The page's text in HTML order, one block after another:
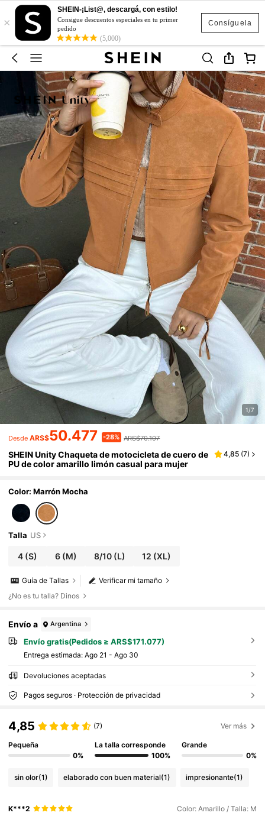
Consíguela
×
SHEIN-¡List@, descargá, con estilo!
Consigue descuentos especiales en tu primer
pedido
(5,000)
1/7
Desde ARS$50.477 -28% ARS$70.107
SHEIN Unity Chaqueta de motocicleta de cuero de
PU de color amarillo limón casual para mujer
4,85 (7)
Color: Marrón Mocha
Talla US
4 (S) 6 (M) 8/10(L) 12 (XL)
Verificar mi tamaño
Guía de Tallas
¿No es tu talla? Dinos
Envío a Argentina
Envío gratis(Pedidos ≥ ARS$171.077)
Entrega estimada: Ago 21 - Ago 30
Devoluciones aceptadas
Pagos seguros · Protección de privacidad
4,85 (7) Ver más
Pequeña
0%
La talla corresponde
100%
Grande
0%
sin olor(1) elaborado con buen material(1) impresionante(1)
K***2 Color: Amarillo / Talla: M